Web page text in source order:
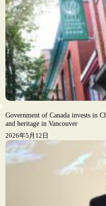
Government of Canada invests in
and heritage in Vancouver
2026年5月12日